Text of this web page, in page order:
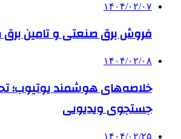
۱۴۰۴/۰۲/۰۷
فروش برق صنعتی و تامین برق
۱۴۰۴/۰۲/۰۸
خلاصه‌های هوشمند یوتیوب؛
جستجوی ویدیویی
۱۴۰۴/۰۲/۲۵